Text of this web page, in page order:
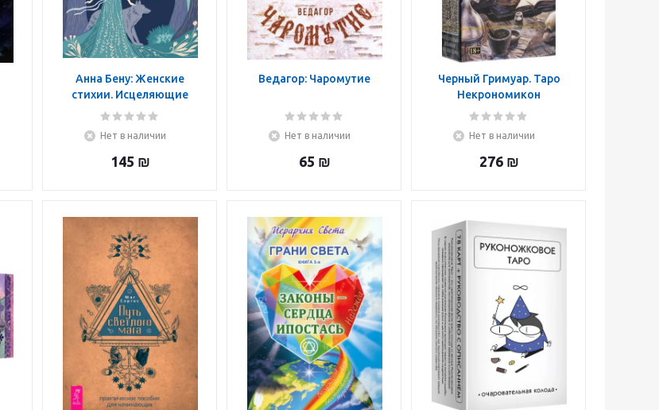
Анна Бену: Женские
стихии. Исцеляющие
практики через архетипы
Нет в наличии
145 ₪
Ведагор: Чаромутие
Нет в наличии
65 ₪
Черный Гримуар. Таро
Некрономикон
Нет в наличии
276₪